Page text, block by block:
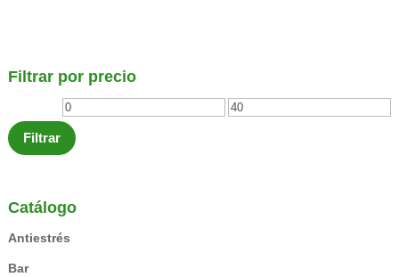
Filtrar por precio
Precio
mínimo
Precio
Filtrar
Catálogo
Antiestrés
Bar